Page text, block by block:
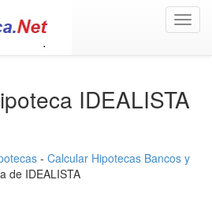
IDEALISTA
- Calcular Hipotecas Bancos y
de IDEALISTA